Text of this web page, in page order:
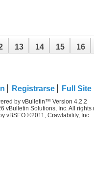
13 14 15 16
Registrarse Full Site
by vBulletin™ Version 4.2.2
vBulletin Solutions, Inc. All rights
vBSEO ©2011, Crawlability, Inc.